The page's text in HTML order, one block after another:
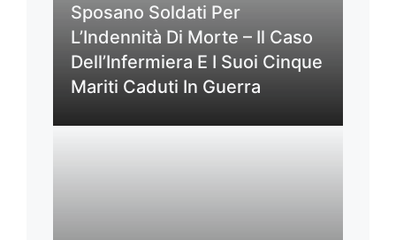
Sposano Soldati Per
L’Indennità Di Morte – Il Caso
Dell’Infermiera E I Suoi Cinque
Mariti Caduti In Guerra